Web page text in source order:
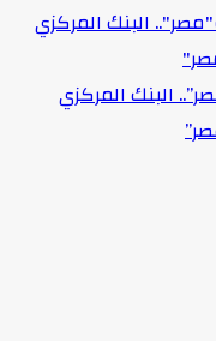
البنك المركزي